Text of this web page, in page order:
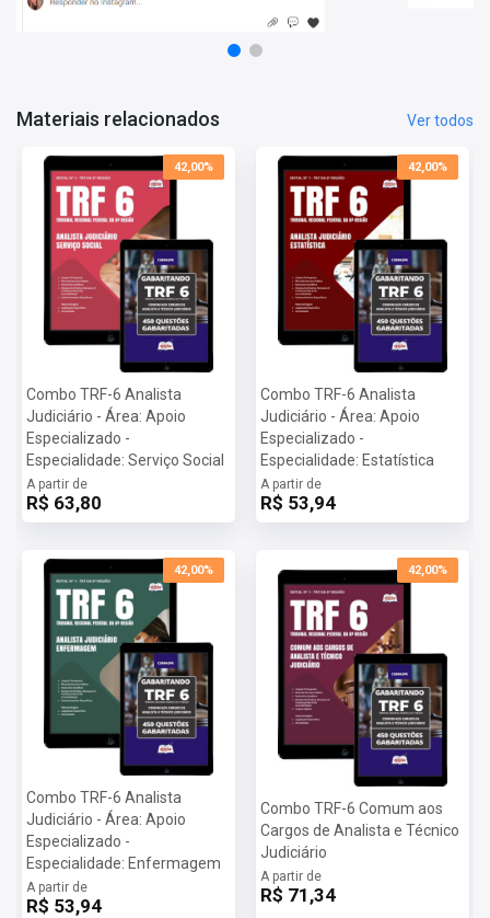
Mais informações sobre o concurso TRF 6 - Tribunal Regional
Taxa de Inscrição:R$ 120,00
Organizadora:Cebraspe
Materiais relacionados Ver todos
42,00%
Combo TRF-6 Analista
Judiciário - Área: Apoio
Especializado -
Especialidade: Serviço Social
A partir de
R$ 63,80
42,00%
Combo TRF-6 Analista
Judiciário - Área: Apoio
Especializado -
Especialidade: Estatística
A partir de
R$ 53,94
42,00%
Combo TRF-6 Analista
Judiciário - Área: Apoio
Especializado -
Especialidade: Enfermagem
A partir de
R$ 53,94
42,00%
Combo TRF-6 Comum aos
Cargos de Analista e Técnico
Judiciário
A partir de
R$ 71,34